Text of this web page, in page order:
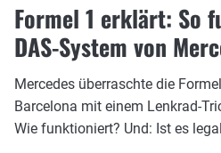
Formel 1 erklärt: So
DAS-System von
Mercedes überraschte die
Barcelona mit einem Lenkrad-
Wie funktioniert? Und: Ist es